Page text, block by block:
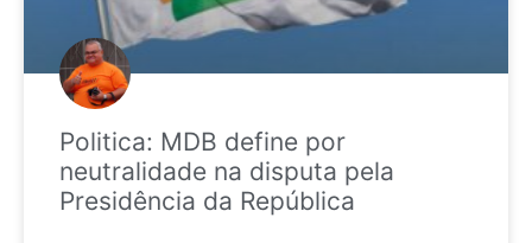
Politica: MDB define por
neutralidade na disputa pela
Presidência da República